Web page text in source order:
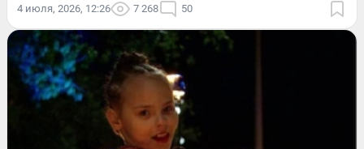
4 июля, 2026, 12:26 7 268 50